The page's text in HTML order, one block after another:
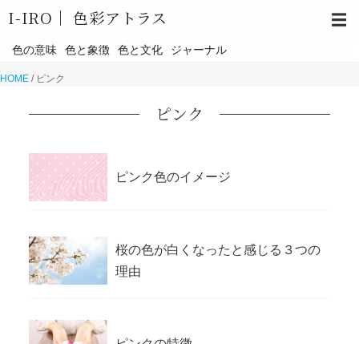
I-IRO｜ 色彩アトラス
色の意味 色と象徴 色と文化 ジャーナル
☰
HOME /ピンク
ピンク
ピンク色のイメージ
桜の色が白くなったと感じる３つの
理由